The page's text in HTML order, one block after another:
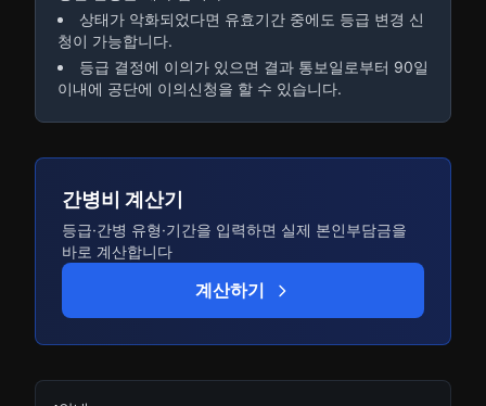
상태가 악화되었다면 유효기간 중에도 등급 변경 신
청이 가능합니다.
등급 결정에 이의가 있으면 결과 통보일로부터 90일
이내에 공단에 이의신청을 할 수 있습니다.
간병비 계산기
등급·간병 유형·기간을 입력하면 실제 본인부담금을
바로 계산합니다
계산하기